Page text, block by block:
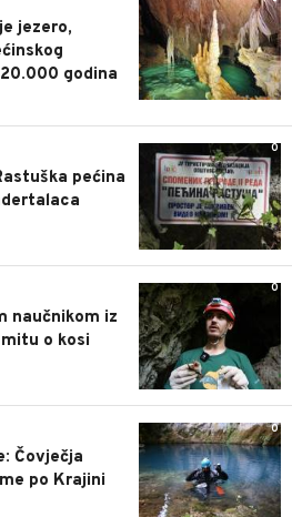
jezero,
godina
0
pećina
0
naučnikom iz
o kosi
0
Čovječja
po Krajini